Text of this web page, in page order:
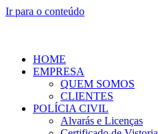
Ir para o conteúdo
HOME
EMPRESA
QUEM SOMOS
CLIENTES
POLÍCIA CIVIL
Alvarás e Licenças